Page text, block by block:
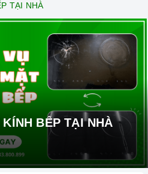
TẠI NHÀ
BẾP TẠI NHÀ